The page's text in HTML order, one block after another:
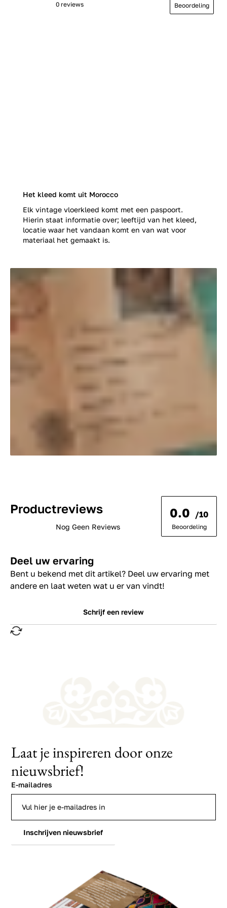
Het kleed komt uit Morocco
Elk vintage vloerkleed komt met een paspoort.
Hierin staat informatie over; leeftijd van het kleed,
locatie waar het vandaan komt en van wat voor
materiaal het gemaakt is.
0 reviews Beoordeling
Productreviews
Nog Geen Reviews
0.0 /10
Beoordeling
Deel uw ervaring
Bent u bekend met dit artikel? Deel uw ervaring met
andere en laat weten wat u er van vindt!
Schrijf een review
Laat je inspireren door onze
nieuwsbrief!
E-mailadres
Inschrijven nieuwsbrief